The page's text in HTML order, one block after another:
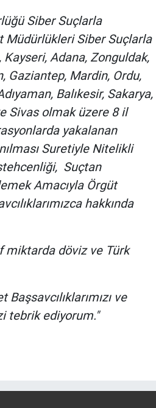
Siber Suçlarla
Müdürlükleri Siber Suçlarla
Adana, Zonguldak,
Gaziantep, Mardin, Ordu,
Balıkesir, Sakarya,
Sivas olmak üzere 8 il
yakalanan
Suretiyle Nitelikli
Suçtan
Amacıyla Örgüt
hakkında
miktarda döviz ve Türk
ve
tebrik ediyorum."